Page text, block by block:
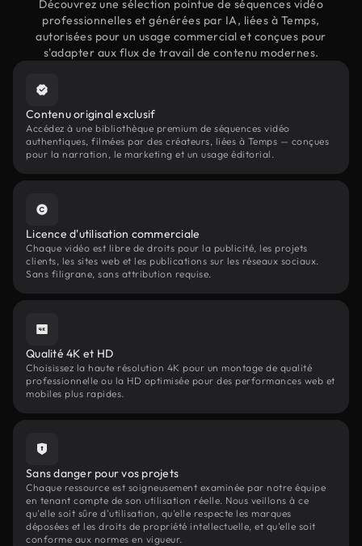
Découvrez une sélection pointue de séquences vidéo
professionnelles et générées par IA, liées à Temps,
autorisées pour un usage commercial et conçues pour
s'adapter aux flux de travail de contenu modernes.
Contenu original exclusif
Accédez à une bibliothèque premium de séquences vidéo
authentiques, filmées par des créateurs, liées à Temps — conçues
pour la narration, le marketing et un usage éditorial.
Licence d'utilisation commerciale
Chaque vidéo est libre de droits pour la publicité, les projets
clients, les sites web et les publications sur les réseaux sociaux.
Sans filigrane, sans attribution requise.
Qualité 4K et HD
Choisissez la haute résolution 4K pour un montage de qualité
professionnelle ou la HD optimisée pour des performances web et
mobiles plus rapides.
Sans danger pour vos projets
Chaque ressource est soigneusement examinée par notre équipe
en tenant compte de son utilisation réelle. Nous veillons à ce
qu'elle soit sûre d'utilisation, qu'elle respecte les marques
déposées et les droits de propriété intellectuelle, et qu'elle soit
conforme aux normes en vigueur.